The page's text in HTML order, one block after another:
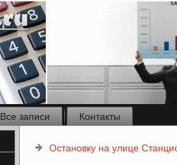
Все записи Контакты
Остановку на улице